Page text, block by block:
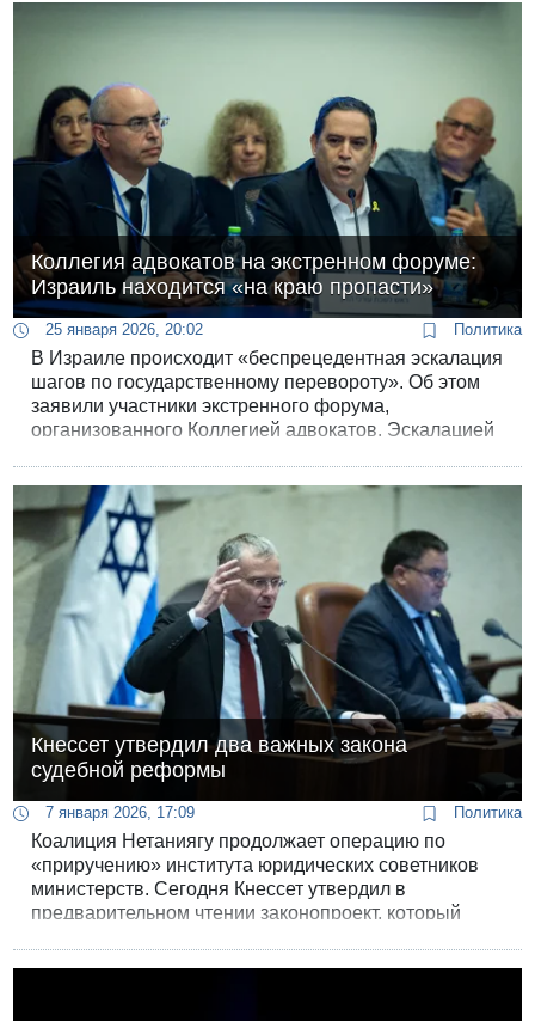
Коллегия адвокатов на экстренном форуме:
Израиль находится «на краю пропасти»
25 января 2026, 20:02 Политика
В Израиле происходит «беспрецедентная эскалация
шагов по государственному перевороту». Об этом
заявили участники экстренного форума,
организованного Коллегией адвокатов. Эскалацией
и атаки на саму Коллегию.
Кнессет утвердил два важных закона
судебной реформы
7 января 2026, 17:09 Политика
Коалиция Нетаниягу продолжает операцию по
«приручению» института юридических советников
министерств. Сегодня Кнессет утвердил в
предварительном чтении законопроект, который